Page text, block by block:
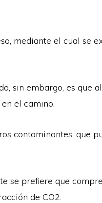
mediante el cual se
sin embargo, es que
el camino.
contaminantes, que
se prefiere que
de CO2.